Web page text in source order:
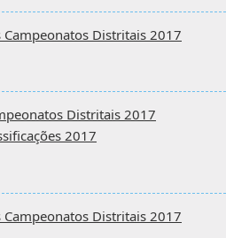
Distritais 2017
Distritais 2017
2017
Distritais 2017